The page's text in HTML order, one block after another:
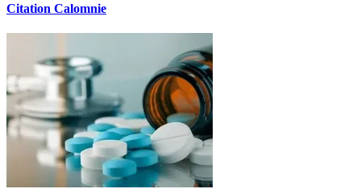
Citation Calomnie